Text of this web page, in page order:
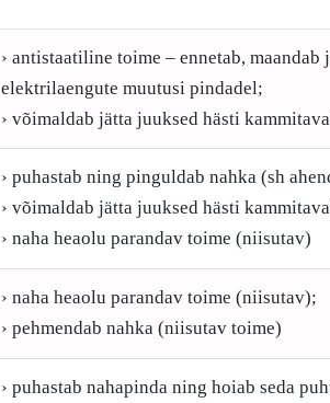
› antistaatiline toime – ennetab,
elektrilaengute muutusi pindadel;
› võimaldab jätta juuksed hästi
› puhastab ning pinguldab nahka (sh
› võimaldab jätta juuksed hästi
› naha heaolu parandav toime (niisutav)
› naha heaolu parandav toime (niisutav);
› pehmendab nahka (niisutav toime)
› puhastab nahapinda ning hoiab seda